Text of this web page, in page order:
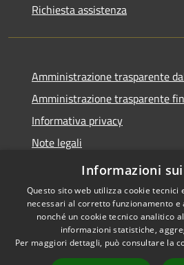
Richiesta assistenza
Amministrazione trasparente
Amministrazione trasparente
Informativa privacy
Note legali
Dichiarazione di accessibilità
Accessibilità
Informazioni
Questo sito web utilizza cookie
necessari al corretto funzionamento e
nonché un cookie tecnico analitico
informazioni statistiche,
Per maggiori dettagli, può consultare la